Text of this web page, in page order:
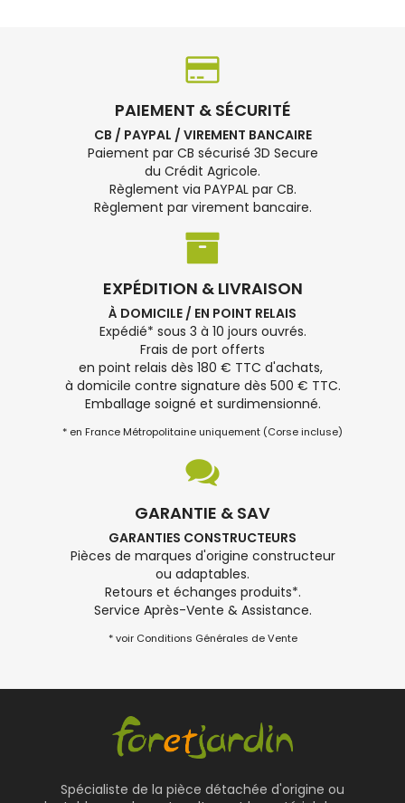
PAIEMENT & SÉCURITÉ
CB / PAYPAL / VIREMENT BANCAIRE
Paiement par CB sécurisé 3D Secure
du Crédit Agricole.
Règlement via PAYPAL par CB.
Règlement par virement bancaire.
EXPÉDITION & LIVRAISON
À DOMICILE / EN POINT RELAIS
Expédié* sous 3 à 10 jours ouvrés.
Frais de port offerts
en point relais dès 180 € TTC d'achats,
à domicile contre signature dès 500 € TTC.
Emballage soigné et surdimensionné.
* en France Métropolitaine uniquement (Corse incluse)
GARANTIE & SAV
GARANTIES CONSTRUCTEURS
Pièces de marques d'origine constructeur
ou adaptables.
Retours et échanges produits*.
Service Après-Vente & Assistance.
* voir Conditions Générales de Vente
Spécialiste de la pièce détachée d'origine ou